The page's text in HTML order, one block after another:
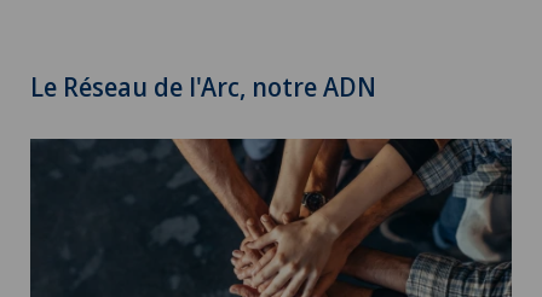
Le Réseau de l'Arc, notre ADN